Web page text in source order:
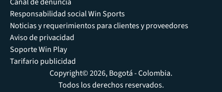
Responsabilidad social Win Sports
Noticias y requerimientos para clientes y proveedores
Aviso de privacidad
Soporte Win Play
Tarifario publicidad
Copyright© 2026, Bogotá - Colombia.
Todos los derechos reservados.